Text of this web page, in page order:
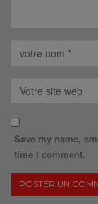
Save my name,
time I comment.